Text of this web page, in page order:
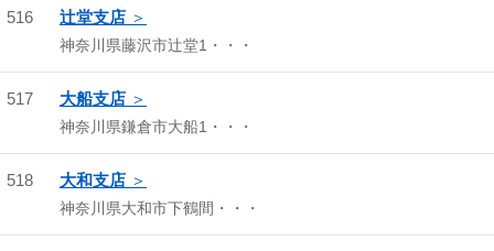
516 辻堂支店
神奈川県藤沢市辻堂1・・・
517 大船支店
神奈川県鎌倉市大船1・・・
518 大和支店
神奈川県大和市下鶴間・・・